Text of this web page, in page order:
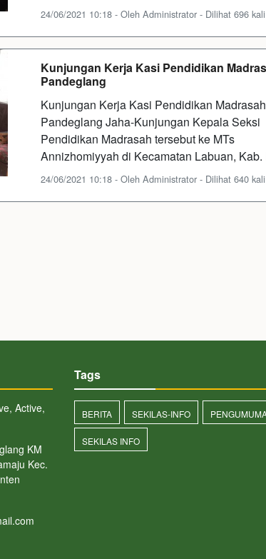
24/06/2021 10:18 - Oleh Administrator - Dilihat 696 kali
Kunjungan Kerja Kasi Pendidikan
Pandeglang
Kunjungan Kerja Kasi Pendidikan
Pandeglang Jaha-Kunjungan Kepala Seksi
Pendidikan Madrasah tersebut ke MTs
Annizhomiyyah di Kecamatan Labuan, Kab.
24/06/2021 10:18 - Oleh Administrator - Dilihat 640 kali
Active,
KM
Kec.
Tags
BERITA SEKILAS-INFO
SEKILAS INFO